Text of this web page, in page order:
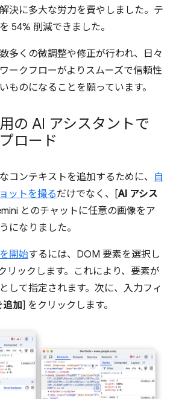
決に多大な労力を費やしました。テ
54% 削減できました。
多くの微調整や修正が行われ、日々
ークフローがよりスムーズで信頼性
ものになることを願っています。
の AI アシスタントで
ロード
コンテキストを追加するために、 自
ットを撮るだけでなく、[AI アシス
とのチャットに任意の画像をア
になりました。
開始するには、DOM 要素を選択し
リックします。これにより、要素が
として指定されます。次に、入力フィ
追加] をクリックします。